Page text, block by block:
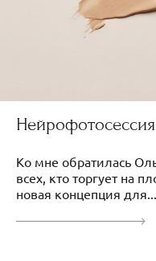
Ко мне обратилась
всех, кто торгует на
новая концепция для...